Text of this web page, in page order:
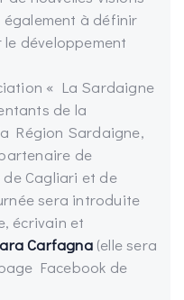
à définir
développement
« La Sardaigne
de la
Région Sardaigne,
de
de Cagliari et de
sera introduite
écrivain et
Carfagna(elle sera
Facebook de